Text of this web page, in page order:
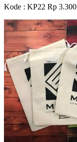
Kode : KP22 Rp 3.300